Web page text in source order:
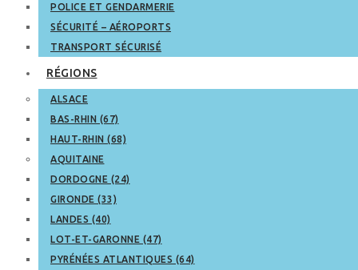
POLICE ET GENDARMERIE
SÉCURITÉ – AÉROPORTS
TRANSPORT SÉCURISÉ
RÉGIONS
ALSACE
BAS-RHIN (67)
HAUT-RHIN (68)
AQUITAINE
DORDOGNE (24)
GIRONDE (33)
LANDES (40)
LOT-ET-GARONNE (47)
PYRÉNÉES ATLANTIQUES (64)